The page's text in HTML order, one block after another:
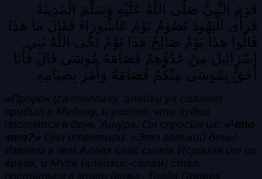
قَدِمَ النَّبِيُّ صَلَّى اللَّهُ عَلَيْهِ وَسَلَّمَ الْمَدِينَةَ
فَرَأَى الْيَهُودَ تَصُومُ يَوْمَ عَاشُورَاءَ فَقَالَ مَا هَذَا
قَالُوا هَذَا يَوْمٌ صَالِحٌ هَذَا يَوْمٌ نَجَّى اللَّهُ بَنِي
إِسْرَائِيلَ مِنْ عَدُوِّهِمْ فَصَامَهُ مُوسَى قَالَ فَأَنَا
أَحَقُّ بِمُوسَى مِنْكُمْ فَصَامَهُ وَأَمَرَ بِصِيَامِهِ
«Пророк (салляллаху ‘алейхи уа саллям)
прибыл в Медину, и увидел, что иудеи
постятся в день ‘Ашура. Он спросил их: «Что
это?» Они ответили: «Это великий день!
Именно в нем Аллах спас сынов Исраиля от их
врага, и Муса (алейхис-салам) стал
поститься в этот день». Тогда Пророк